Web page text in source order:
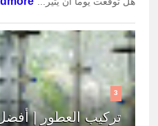
3
تركيب العطور |